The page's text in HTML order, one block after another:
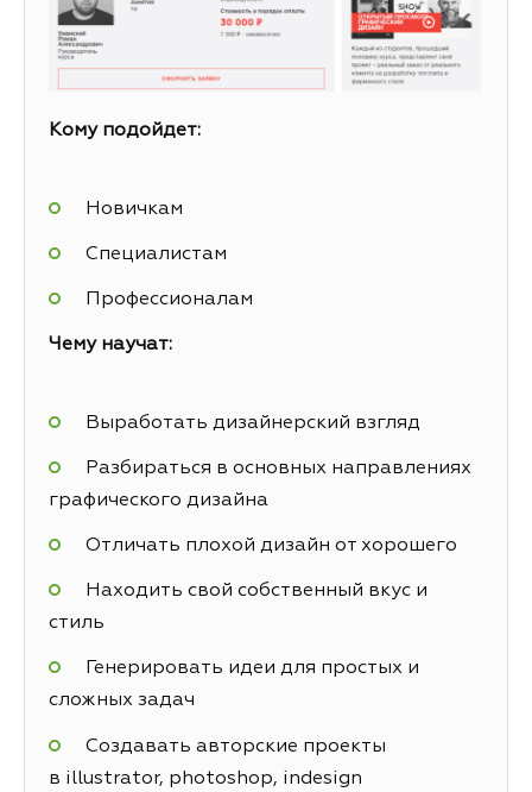
Кому подойдет:
Новичкам
Специалистам
Профессионалам
Чему научат:
Выработать дизайнерский взгляд
Разбираться в основных направлениях
графического дизайна
Отличать плохой дизайн от хорошего
Находить свой собственный вкус и
стиль
Генерировать идеи для простых и
сложных задач
Создавать авторские проекты
в illustrator, photoshop, indesign